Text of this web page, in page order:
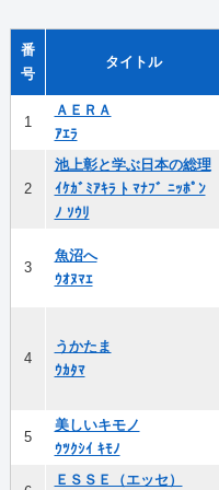
番
号
タイトル
1
ＡＥＲＡ
ｱｴﾗ
2
池上彰と学ぶ日本の総理
ｲｹｶﾞﾐｱｷﾗ ﾄ ﾏﾅﾌﾞ ﾆｯﾎﾟﾝ
ﾉ ｿｳﾘ
3
魚沼へ
ｳｵﾇﾏｴ
4
うかたま
ｳｶﾀﾏ
5
美しいキモノ
ｳﾂｸｼｲ ｷﾓﾉ
ＥＳＳＥ（エッセ）